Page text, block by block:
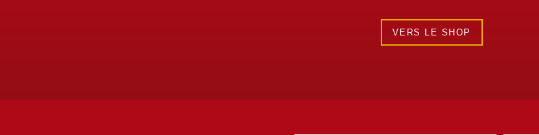
VERS LE SHOP